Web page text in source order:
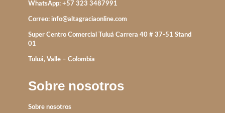
WhatsApp: +57 323 3487991
Correo: info@altagraciaonline.com
Super Centro Comercial Tuluá Carrera 40 # 37-51 Stand
01
Tuluá, Valle – Colombia
Sobre nosotros
Sobre nosotros